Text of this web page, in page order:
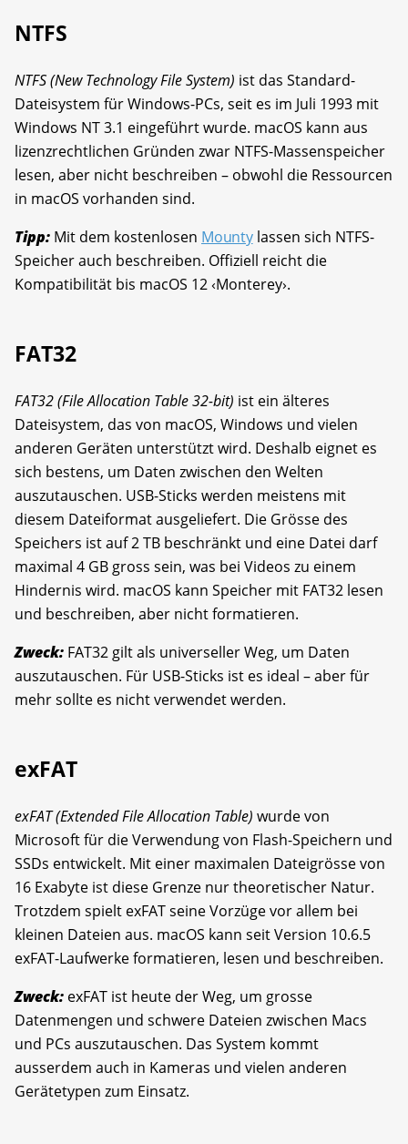
NTFS
NTFS (New Technology File System) ist das Standard-
Dateisystem für Windows-PCs, seit es im Juli 1993 mit
Windows NT 3.1 eingeführt wurde. macOS kann aus
lizenzrechtlichen Gründen zwar NTFS-Massenspeicher
lesen, aber nicht beschreiben – obwohl die Ressourcen
in macOS vorhanden sind.
Tipp: Mit dem kostenlosen Mountylassen sich NTFS-
Speicher auch beschreiben. Offiziell reicht die
Kompatibilität bis macOS 12 ‹Monterey›.
FAT32
FAT32 (File Allocation Table 32-bit) ist ein älteres
Dateisystem, das von macOS, Windows und vielen
anderen Geräten unterstützt wird. Deshalb eignet es
sich bestens, um Daten zwischen den Welten
auszutauschen. USB-Sticks werden meistens mit
diesem Dateiformat ausgeliefert. Die Grösse des
Speichers ist auf 2 TB beschränkt und eine Datei darf
maximal 4 GB gross sein, was bei Videos zu einem
Hindernis wird. macOS kann Speicher mit FAT32 lesen
und beschreiben, aber nicht formatieren.
Zweck: FAT32 gilt als universeller Weg, um Daten
auszutauschen. Für USB-Sticks ist es ideal – aber für
mehr sollte es nicht verwendet werden.
exFAT
exFAT (Extended File Allocation Table) wurde von
Microsoft für die Verwendung von Flash-Speichern und
SSDs entwickelt. Mit einer maximalen Dateigrösse von
16 Exabyte ist diese Grenze nur theoretischer Natur.
Trotzdem spielt exFAT seine Vorzüge vor allem bei
kleinen Dateien aus. macOS kann seit Version 10.6.5
exFAT-Laufwerke formatieren, lesen und beschreiben.
Zweck: exFAT ist heute der Weg, um grosse
Datenmengen und schwere Dateien zwischen Macs
und PCs auszutauschen. Das System kommt
ausserdem auch in Kameras und vielen anderen
Gerätetypen zum Einsatz.